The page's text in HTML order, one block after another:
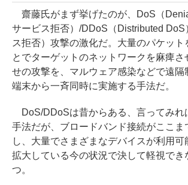
齋藤氏がまず挙げたのが、DoS（
サービス拒否）/DDoS（Distributed DoS
ス拒否）攻撃の激化だ。大量のパケット
とでターゲットのネットワークを麻痺さ
せの攻撃を、マルウェア感染などで遠隔
端末から一斉同時に実施する手法だ。
DoS/DDoSは昔からある、言ってみれ
手法だが、ブロードバンド接続がここま
し、大量でさまざまなデバイスが利用可
拡大している今の状況で決して軽視でき
つ。